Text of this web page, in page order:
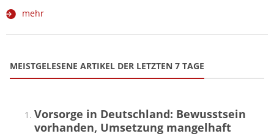
mehr
MEISTGELESENE ARTIKEL DER LETZTEN 7 TAGE
Vorsorge in Deutschland: Bewusstsein
vorhanden, Umsetzung mangelhaft